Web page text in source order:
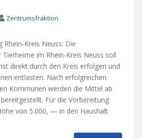
Zentrumsfraktion
Rhein-Kreis Neuss: Die
im Rhein-Kreis Neuss soll
direkt durch den Kreis erfolgen und
entlasten. Nach erfolgreichen
Kommunen werden die Mittel ab
Für die Vorbereitung
von 5.000, — in den Haushalt